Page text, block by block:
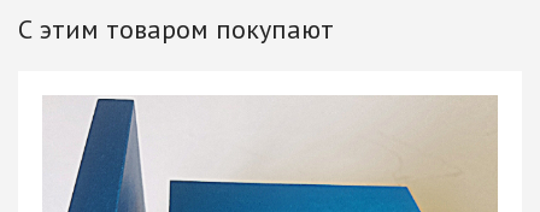
С этим товаром покупают